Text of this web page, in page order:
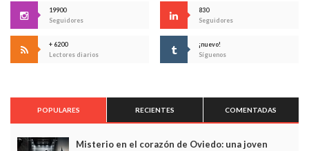
19900
Seguidores
830
Seguidores
+ 6200
Lectores diarios
¡nuevo!
Síguenos
POPULARES RECIENTES COMENTADAS
Misterio en el corazón de Oviedo: una joven